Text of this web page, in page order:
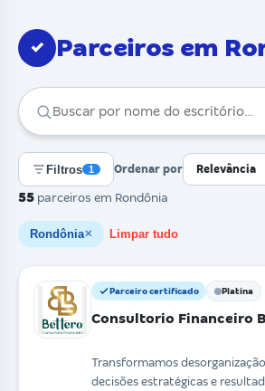
✓ Parceiros em
Filtros 1
55 parceiros em Rondônia
Ordenar por
Rondônia✕ Limpar tudo
Parceiro certificado Platina
Consultorio Financeiro
Transformamos
decisões estratégicas e